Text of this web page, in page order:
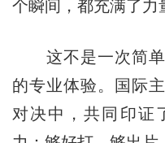
个瞬间，都充满了力
这不是一次简单
的专业体验。国际
对决中，共同印证